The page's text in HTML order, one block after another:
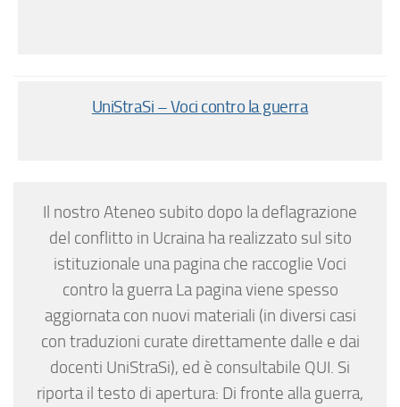
UniStraSi – Voci contro la guerra
Il nostro Ateneo subito dopo la deflagrazione
del conflitto in Ucraina ha realizzato sul sito
istituzionale una pagina che raccoglie Voci
contro la guerra La pagina viene spesso
aggiornata con nuovi materiali (in diversi casi
con traduzioni curate direttamente dalle e dai
docenti UniStraSi), ed è consultabile QUI. Si
riporta il testo di apertura: Di fronte alla guerra,